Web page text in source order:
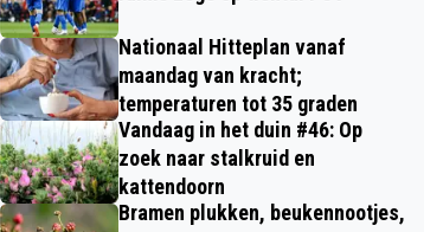
Nationaal Hitteplan vanaf
maandag van kracht;
temperaturen tot 35 graden
Vandaag in het duin #46: Op
zoek naar stalkruid en
kattendoorn
Bramen plukken, beukennootjes,